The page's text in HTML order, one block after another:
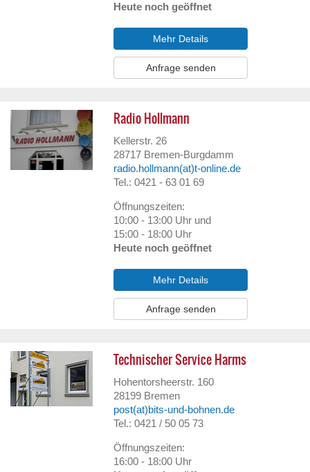
Heute noch geöffnet
Mehr Details
Anfrage senden
Radio Hollmann
Kellerstr. 26
28717 Bremen-Burgdamm
radio.hollmann(at)t-online.de
Tel.: 0421 - 63 01 69
Öffnungszeiten:
10:00 - 13:00 Uhr und
15:00 - 18:00 Uhr
Heute noch geöffnet
Mehr Details
Anfrage senden
Technischer Service Harms
Hohentorsheerstr. 160
28199 Bremen
post(at)bits-und-bohnen.de
Tel.: 0421 / 50 05 73
Öffnungszeiten:
16:00 - 18:00 Uhr